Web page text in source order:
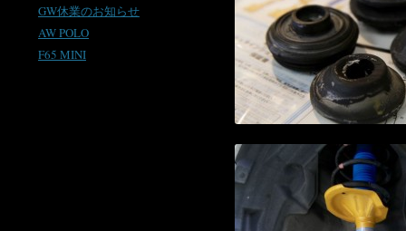
GW休業のお知らせ
AW POLO
F65 MINI